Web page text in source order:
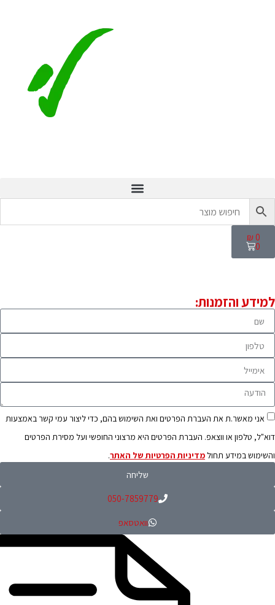
₪ 0
0
למידע והזמנות:
אני מאשר.ת את העברת הפרטים ואת השימוש בהם, כדי ליצור עמי קשר באמצעות
דוא"ל, טלפון או ווצאפ. העברת הפרטים היא מרצוני החופשי ועל מסירת הפרטים
והשימוש במידע תחול מדיניות הפרטיות של האתר.
שליחה
050-7859779
וואטסאפ